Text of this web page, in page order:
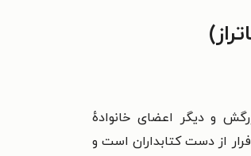
و دیگر اعضای خانوادهٔ
از دست کتابداران است و